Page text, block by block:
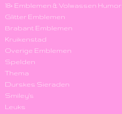
18+ Emblemen & Volwassen Humor
Glitter Emblemen
Brabant Emblemen
Kruikenstad
Overige Emblemen
Spelden
Thema
Durskes Sieraden
Smiley's
Leuks